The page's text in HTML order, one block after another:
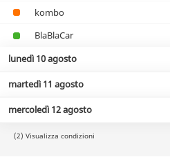
kombo
BlaBlaCar
lunedì 10 agosto
martedì 11 agosto
mercoledì 12 agosto
(2) Visualizza condizioni